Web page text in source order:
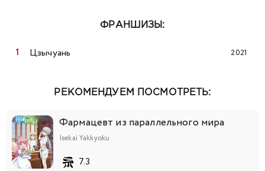
ФРАНШИЗЫ:
Цзычуань 2021
РЕКОМЕНДУЕМ ПОСМОТРЕТЬ:
Фармацевт из параллельного мира
Isekai Yakkyoku
7.3